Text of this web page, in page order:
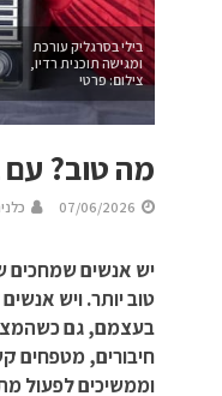
בילי בסרגליק עורכת
ומגישה תוכנית רדיו,
צילום: פרטי
מה טוב? עם
07/06/2026
יש אנשים שמחכים
טוב יותר. ויש
בעצמם, גם
חיבורים, מטפחים
וממשיכים לפעול